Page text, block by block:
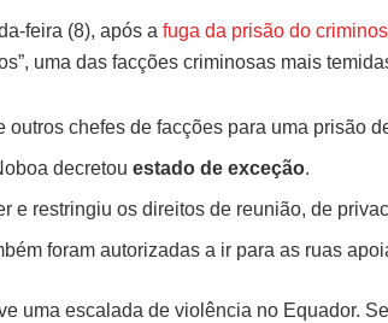
feira (8), após a fuga da prisão do
uma das facções criminosas mais
outros chefes de facções para uma prisão
decretouestado de exceção.
e restringiu os direitos de reunião, de
foram autorizadas a ir para as ruas
uma escalada de violência no Equador.